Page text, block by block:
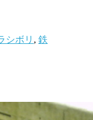
シボリ , 鉄